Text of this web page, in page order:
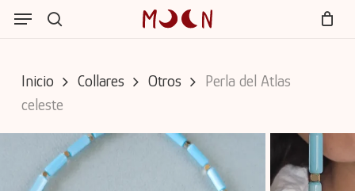
Menu
Inicio Collares Otros
Perla del Atlas
celeste
Menu